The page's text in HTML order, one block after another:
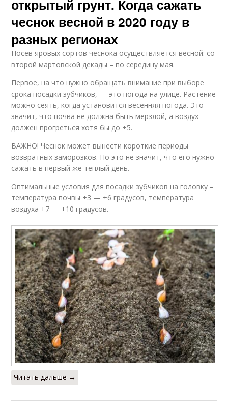
открытый грунт. Когда сажать
чеснок весной в 2020 году в
разных регионах
Посев яровых сортов чеснока осуществляется весной: со
второй мартовской декады – по середину мая.
Первое, на что нужно обращать внимание при выборе
срока посадки зубчиков, — это погода на улице. Растение
можно сеять, когда установится весенняя погода. Это
значит, что почва не должна быть мерзлой, а воздух
должен прогреться хотя бы до +5.
ВАЖНО! Чеснок может вынести короткие периоды
возвратных заморозков. Но это не значит, что его нужно
сажать в первый же теплый день.
Оптимальные условия для посадки зубчиков на головку –
температура почвы +3 — +6 градусов, температура
воздуха +7 — +10 градусов.
Читать дальше →